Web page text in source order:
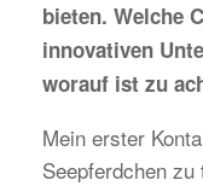
bieten. Welche
innovativen
worauf ist zu
Mein erster
Seepferdchen